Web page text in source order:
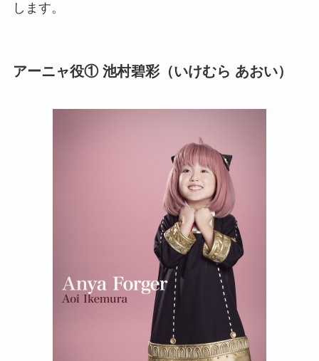
します。
アーニャ役① 池村碧彩（いけむら あおい）